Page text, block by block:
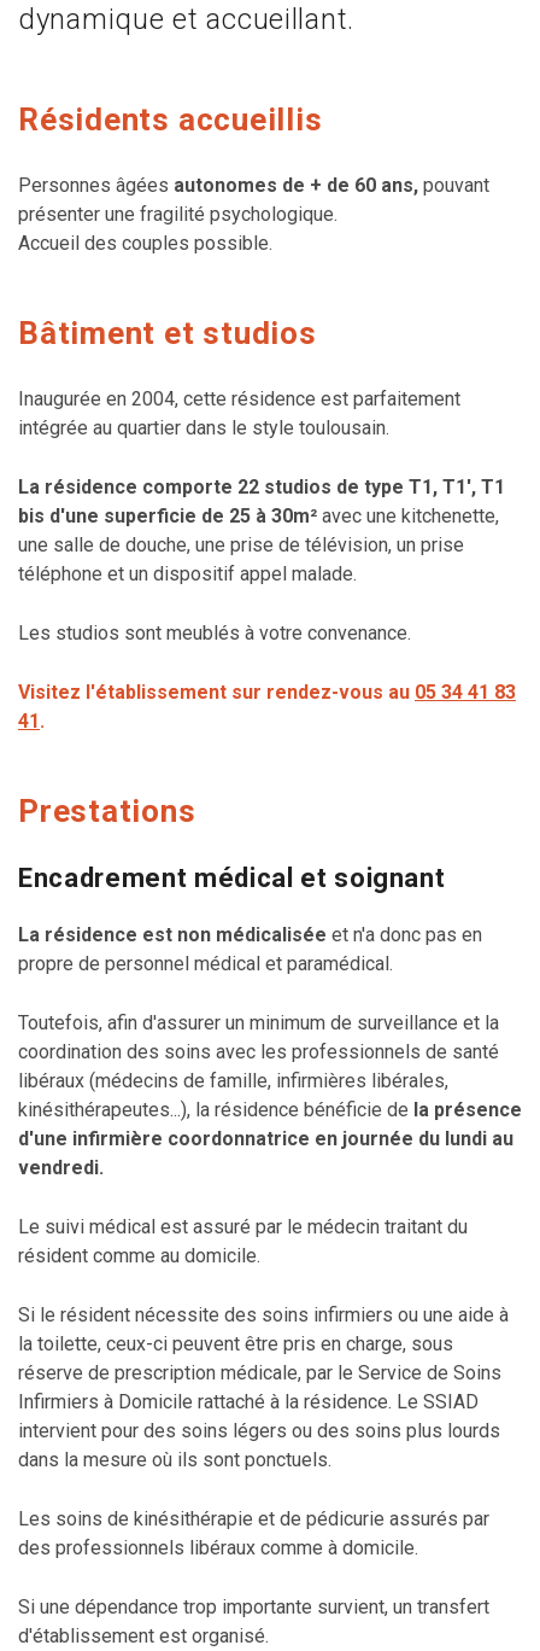
dynamique et accueillant.
Résidents accueillis
Personnes âgées autonomes de + de 60 ans, pouvant
présenter une fragilité psychologique.
Accueil des couples possible.
Bâtiment et studios
Inaugurée en 2004, cette résidence est parfaitement
intégrée au quartier dans le style toulousain.
La résidence comporte 22 studios de type T1, T1', T1
bis d'une superficie de 25 à 30m² avec une kitchenette,
une salle de douche, une prise de télévision, un prise
téléphone et un dispositif appel malade.
Les studios sont meublés à votre convenance.
Visitez l'établissement sur rendez-vous au 05 34 41 83
41.
Prestations
Encadrement médical et soignant
La résidence est non médicalisée et n'a donc pas en
propre de personnel médical et paramédical.
Toutefois, afin d'assurer un minimum de surveillance et la
coordination des soins avec les professionnels de santé
libéraux (médecins de famille, infirmières libérales,
kinésithérapeutes...), la résidence bénéficie de la présence
d'une infirmière coordonnatrice en journée du lundi au
vendredi.
Le suivi médical est assuré par le médecin traitant du
résident comme au domicile.
Si le résident nécessite des soins infirmiers ou une aide à
la toilette, ceux-ci peuvent être pris en charge, sous
réserve de prescription médicale, par le Service de Soins
Infirmiers à Domicile rattaché à la résidence. Le SSIAD
intervient pour des soins légers ou des soins plus lourds
dans la mesure où ils sont ponctuels.
Les soins de kinésithérapie et de pédicurie assurés par
des professionnels libéraux comme à domicile.
Si une dépendance trop importante survient, un transfert
d'établissement est organisé.